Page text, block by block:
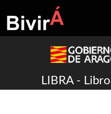
to
content
LIBRA -